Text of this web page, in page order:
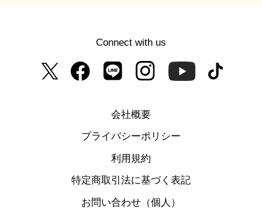
Connect with us
会社概要
プライバシーポリシー
利用規約
特定商取引法に基づく表記
お問い合わせ（個人）